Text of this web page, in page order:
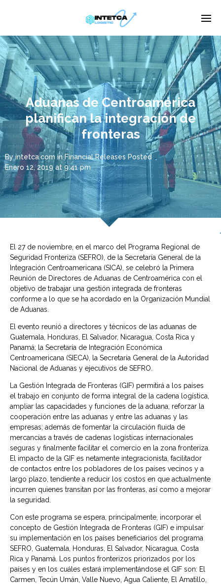
Enter tracking ID
Aduanas de Centroamérica
planifican la integración de
fronteras
By intetca.com in Financial Releases Posted
Enero 12, 2019 at 9:41 pm
El 27 de noviembre, en el marco del Programa Regional de
Seguridad Fronteriza (SEFRO), de la Secretaría General de la
Integración Centroamericana (SICA), se celebró la Primera
Reunión de Directores de Aduanas de Centroamérica con el
objetivo de trabajar una gestión integrada de fronteras
conforme a lo que se ha acordado en la Organización Mundial
de Aduanas.
El evento reunió a directores y técnicos de las aduanas de
Guatemala, Honduras, El Salvador, Nicaragua, Costa Rica y
Panamá; la Secretaría de Integración Económica
Centroamericana (SIECA), la Secretaría General de la Autoridad
Nacional de Aduanas y ejecutivos de SEFRO.
La Gestión Integrada de Fronteras (GIF) permitirá a los países
el trabajo en conjunto de forma integral de la cadena logística,
ampliar las capacidades y funciones de la aduana, reforzar la
cooperación entre las aduanas y entre las aduanas y las
empresas; además de fomentar la circulación fluida de
mercancías a través de cadenas logísticas internacionales
seguras y finalmente facilitar el comercio en la zona fronteriza.
El impacto de la GIF es netamente integracionista, facilitador
de contactos entre los pobladores de los países vecinos y a
largo plazo, tendiente a reducir los costos en que actualmente
incurren quienes transitan por las fronteras, así como a mejorar
la seguridad.
Con este programa se espera, principalmente, incorporar el
concepto de Gestión Integrada de Fronteras (GIF) e impulsar
su implementación en los países beneficiarios del programa
SEFRO, Guatemala, Honduras, El Salvador, Nicaragua, Costa
Rica y Panamá. Los puntos fronterizos priorizados por los
países y en los cuáles estará implementándose el GIF son: El
Carmen, Tecún Umán, Valle Nuevo, Agua Caliente, El Amatillo,